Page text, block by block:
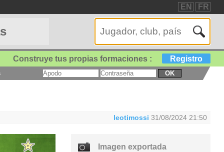
EN FR
Construye tus propias formaciones : Registro
OK
leotimossi 31/08/2024 21:50
Imagen exportada